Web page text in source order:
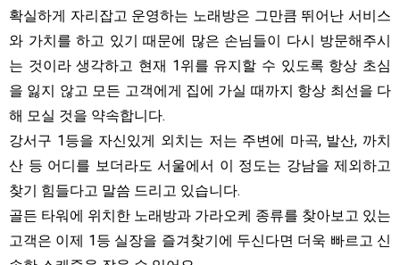
확실하게 자리잡고 운영하는 노래방은 그만큼 뛰어난 서비스
와 가치를 하고 있기 때문에 많은 손님들이 다시 방문해주시
는 것이라 생각하고 현재 1위를 유지할 수 있도록 항상 초심
을 잃지 않고 모든 고객에게 집에 가실 때까지 항상 최선을 다
해 모실 것을 약속합니다.
강서구 1등을 자신있게 외치는 저는 주변에 마곡, 발산, 까치
산 등 어디를 보더라도 서울에서 이 정도는 강남을 제외하고
찾기 힘들다고 말씀 드리고 있습니다.
골든 타워에 위치한 노래방과 가라오케 종류를 찾아보고 있는
고객은 이제 1등 실장을 즐겨찾기에 두신다면 더욱 빠르고 신